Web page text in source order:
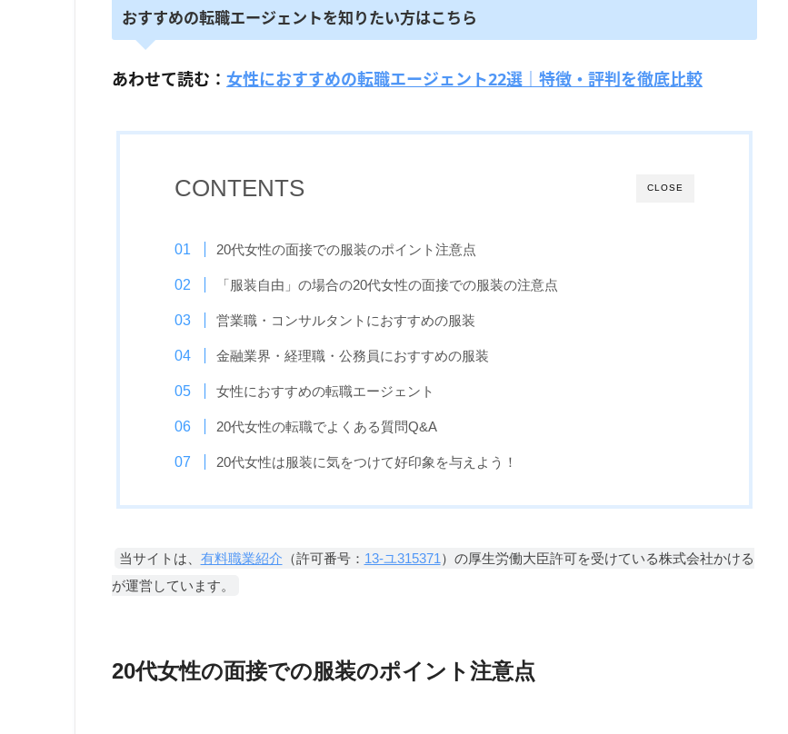
おすすめの転職エージェントを知りたい方はこちら
あわせて読む： 女性におすすめの転職エージェント22選｜特徴・評判を徹底比較
CLOSE
CONTENTS
20代女性の面接での服装のポイント注意点
「服装自由」の場合の20代女性の面接での服装の注意点
営業職・コンサルタントにおすすめの服装
金融業界・経理職・公務員におすすめの服装
女性におすすめの転職エージェント
20代女性の転職でよくある質問Q&A
20代女性は服装に気をつけて好印象を与えよう！
当サイトは、 有料職業紹介 （許可番号： 13-ユ315371 ）の厚生労働大臣許可を受けている株式会社かける
が運営しています。
20代女性の面接での服装のポイント注意点